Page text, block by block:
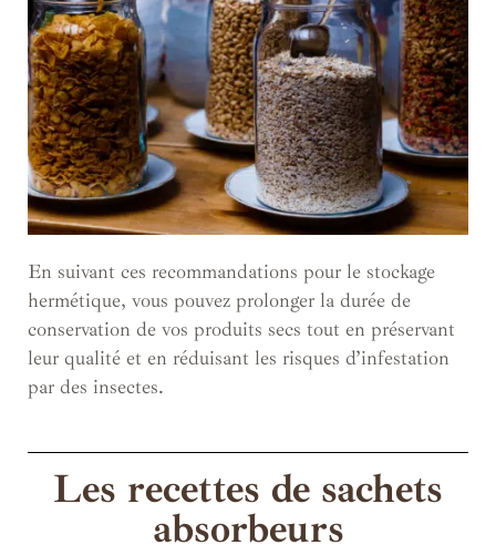
En suivant ces recommandations pour le stockage
hermétique, vous pouvez prolonger la durée de
conservation de vos produits secs tout en préservant
leur qualité et en réduisant les risques d’infestation
par des insectes.
Les recettes de sachets
absorbeurs